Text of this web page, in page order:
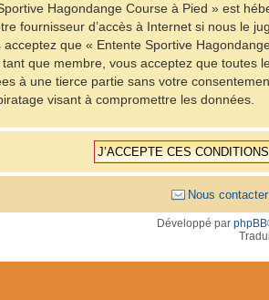
Hagondange Course à Pied » est
fournisseur d’accès à Internet si nous le
que « Entente Sportive
que membre, vous acceptez que
à une tierce partie sans votre
visant à compromettre les données.
Nous contacter
Développé par phpBB